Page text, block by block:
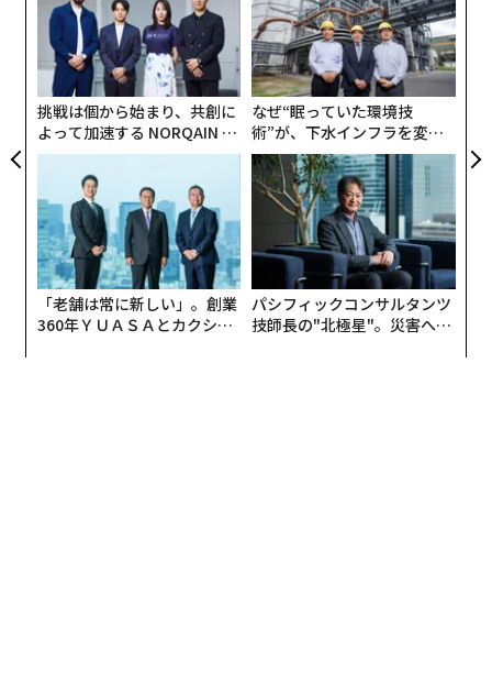
若いマウスの血液を分析したところ、年老いたマウスの
血液よりも血小板第4因子の濃度が明らかに高いことが
わかった。若い人間の血液と年配の人間の血液を比べて
も同じことが観察された。
真犯人を見つけたかどうかをテストするために、彼らは
血小板第4因子を分離し、若い血を加えることなく直接
老齢のマウスに注射した。それまで同様に、老齢マウス
は若返り始め、記憶と密接に関係する海馬の炎症が減少
し、脳の結合性が高まり、思考能力が向上した。
挑戦は個から始まり、共創に
よって加速する NORQAIN JA
PAN 特別座談会
なぜ“眠っていた環境技
術”が、下水インフラを変え
たのか──産総研×月島JFE
アクアソリューションの10年
「老舗は常に新しい」。創業
360年ＹＵＡＳＡとカクシン
パシフィックコンサルタンツ
技師長の"北極星"。災害への